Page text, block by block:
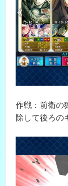
作戦：前衛の
除して後ろの